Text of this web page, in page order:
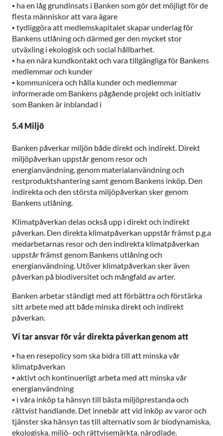
• ha en låg grundinsats i Banken som gör det möjligt för de
flesta människor att vara ägare
• tydliggöra att medlemskapitalet skapar underlag för
Bankens utlåning och därmed ger den mycket stor
utväxling i ekologisk och social hållbarhet.
• ha en nära kundkontakt och vara tillgängliga för Bankens
medlemmar och kunder
• kommunicera och hålla kunder och medlemmar
informerade om Bankens pågående projekt och initiativ
som Banken är inblandad i
5.4 Miljö
Banken påverkar miljön både direkt och indirekt. Direkt
miljöpåverkan uppstår genom resor och
energianvändning, genom materialanvändning och
restproduktshantering samt genom Bankens inköp. Den
indirekta och den största miljöpåverkan sker genom
Bankens utlåning.
Klimatpåverkan delas också upp i direkt och indirekt
påverkan. Den direkta klimatpåverkan uppstår främst p.g.a
medarbetarnas resor och den indirekta klimatpåverkan
uppstår främst genom Bankens utlåning och
energianvändning. Utöver klimatpåverkan sker även
påverkan på biodiversitet och mångfald av arter.
Banken arbetar ständigt med att förbättra och förstärka
sitt arbete med att både minska direkt och indirekt
påverkan.
Vi tar ansvar för vår direkta påverkan genom att
• ha en resepolicy som ska bidra till att minska vår
klimatpåverkan
• aktivt och kontinuerligt arbeta med att minska vår
energianvändning
• i våra inköp ta hänsyn till bästa miljöprestanda och
rättvist handlande. Det innebär att vid inköp av varor och
tjänster ska hänsyn tas till alternativ som är biodynamiska,
ekologiska, miljö- och rättvisemärkta, närodlade,